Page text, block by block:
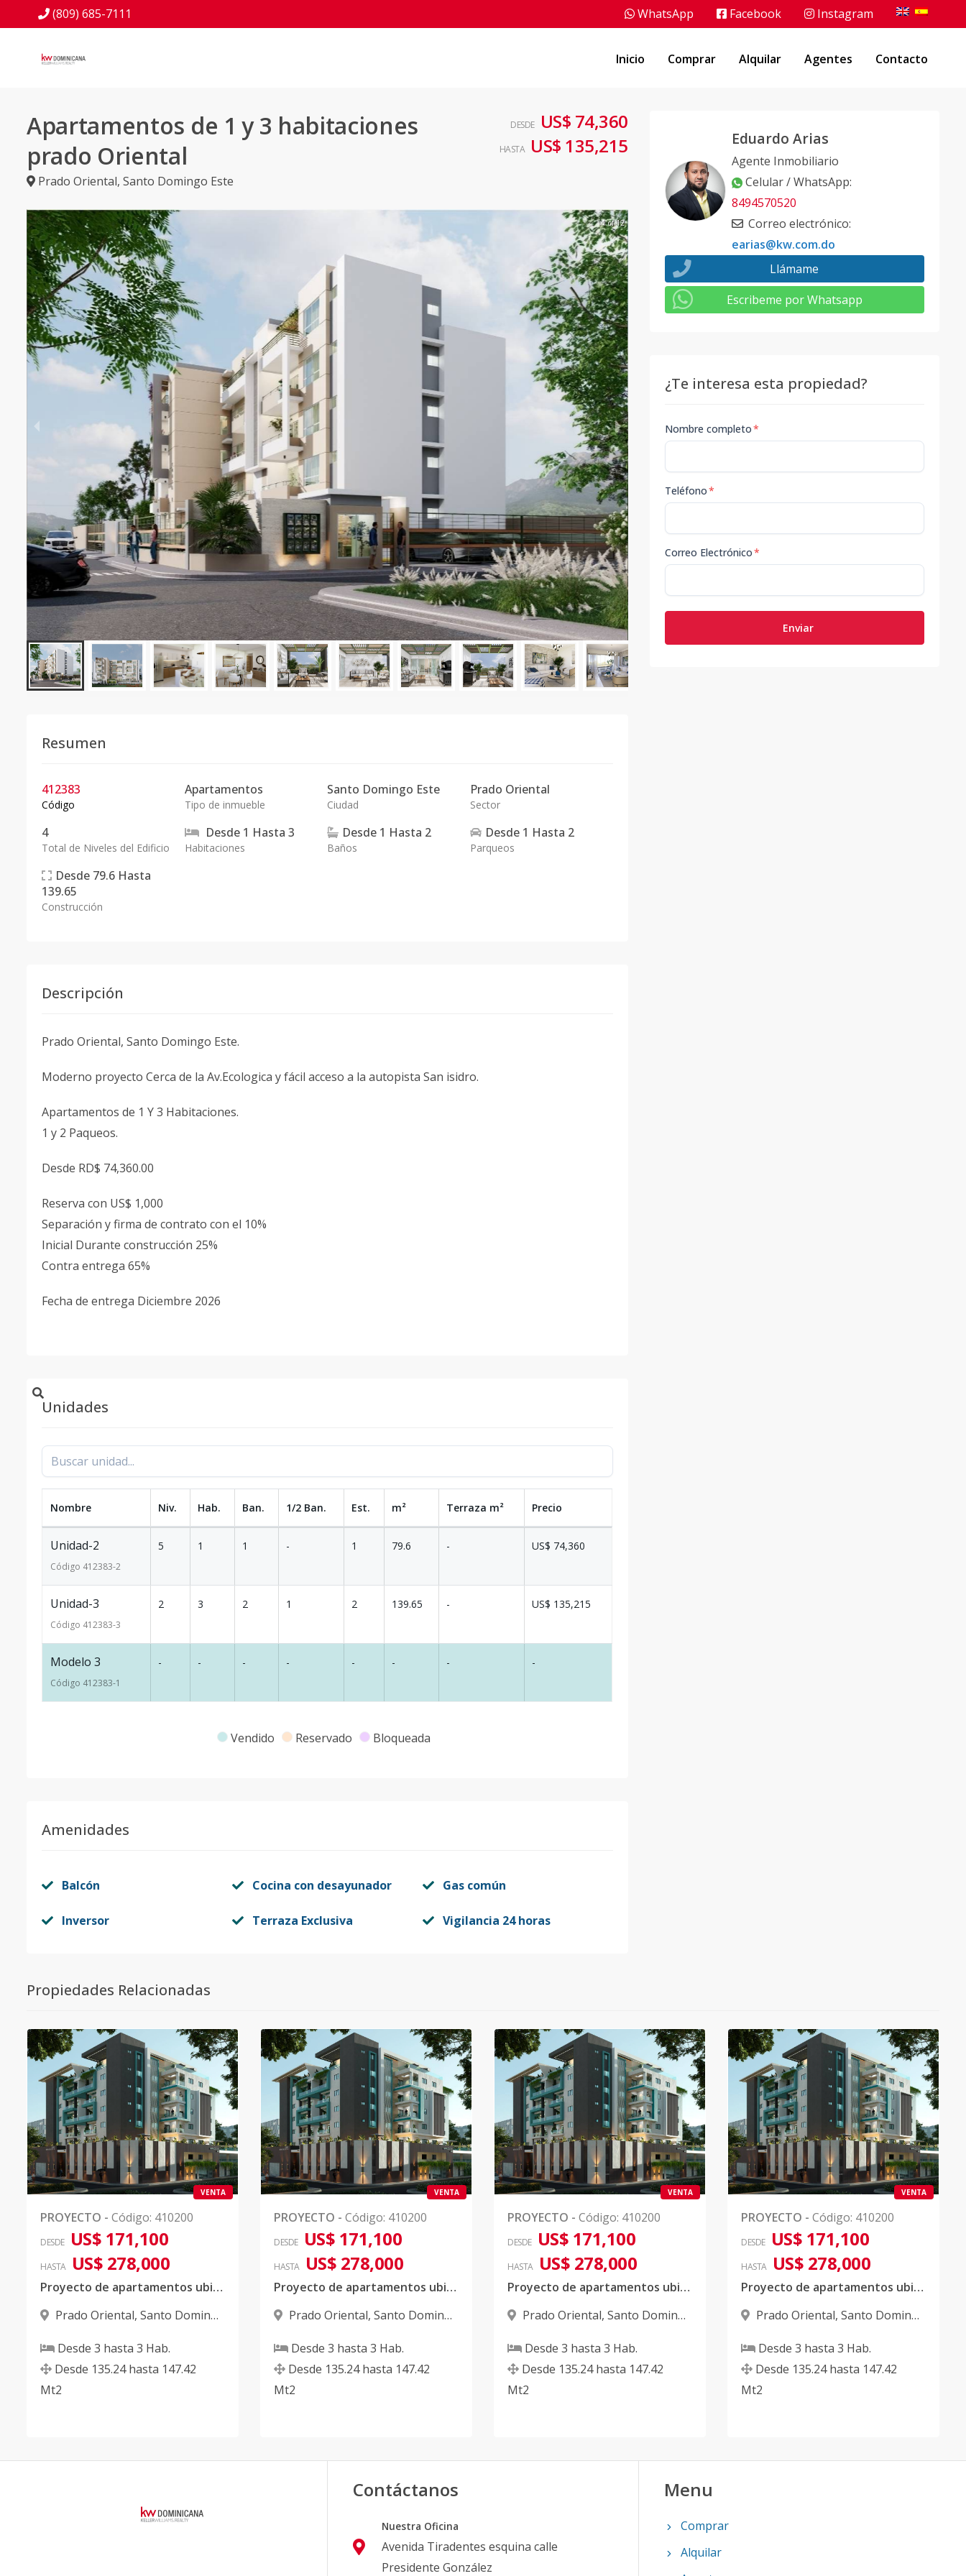
(809) 685-7111 WhatsApp Facebook Instagram
Inicio Comprar Alquilar Agentes Contacto
Apartamentos de 1 y 3 habitaciones
prado Oriental
Prado Oriental, Santo Domingo Este
DESDE US$ 74,360
HASTA US$ 135,215
1 of 12
Resumen
412383
Código
Apartamentos
Tipo de inmueble
Santo Domingo Este
Ciudad
Prado Oriental
Sector
4
Total de Niveles del Edificio
Desde 1 Hasta 3
Habitaciones
Desde 1 Hasta 2
Baños
Desde 1 Hasta 2
Parqueos
Desde 79.6 Hasta
139.65
Construcción
Descripción
Prado Oriental, Santo Domingo Este.
Moderno proyecto Cerca de la Av.Ecologica y fácil acceso a la autopista San isidro.
Apartamentos de 1 Y 3 Habitaciones.
1 y 2 Paqueos.
Desde RD$ 74,360.00
Reserva con US$ 1,000
Separación y firma de contrato con el 10%
Inicial Durante construcción 25%
Contra entrega 65%
Fecha de entrega Diciembre 2026
Unidades
Nombre Niv. Hab. Ban. 1/2 Ban. Est. m² Terraza m² Precio
Unidad-2
Código 412383-2
5 1 1 - 1 79.6 - US$ 74,360
Unidad-3
Código 412383-3
2 3 2 1 2 139.65 - US$ 135,215
Modelo 3
Código 412383-1
- - - - - - - -
Vendido Reservado Bloqueada
Amenidades
Balcón Cocina con desayunador Gas común
Inversor Terraza Exclusiva Vigilancia 24 horas
Eduardo Arias
Agente Inmobiliario
Celular / WhatsApp:
8494570520
Correo electrónico:
earias@kw.com.do
Llámame
Escribeme por Whatsapp
¿Te interesa esta propiedad?
Nombre completo*
Teléfono*
Correo Electrónico*
Enviar
Propiedades Relacionadas
VENTA
PROYECTO - Código: 410200
DESDE US$ 171,100
HASTA US$ 278,000
Proyecto de apartamentos ubicado en Prado Oriental
Prado Oriental, Santo Domingo
Desde 3 hasta 3 Hab.
Desde 135.24 hasta 147.42
Mt2
VENTA
PROYECTO - Código: 410200
DESDE US$ 171,100
HASTA US$ 278,000
Proyecto de apartamentos ubicado en Prado Oriental
Prado Oriental, Santo Domingo
Desde 3 hasta 3 Hab.
Desde 135.24 hasta 147.42
Mt2
VENTA
PROYECTO - Código: 410200
DESDE US$ 171,100
HASTA US$ 278,000
Proyecto de apartamentos ubicado en Prado Oriental
Prado Oriental, Santo Domingo
Desde 3 hasta 3 Hab.
Desde 135.24 hasta 147.42
Mt2
VENTA
PROYECTO - Código: 410200
DESDE US$ 171,100
HASTA US$ 278,000
Proyecto de apartamentos ubicado en Prado Oriental
Prado Oriental, Santo Domingo
Desde 3 hasta 3 Hab.
Desde 135.24 hasta 147.42
Mt2
Contáctanos
Nuestra Oficina
Avenida Tiradentes esquina calle
Presidente González
Menu
Comprar
Alquilar